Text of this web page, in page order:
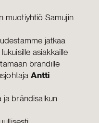
muotiyhtiö Samujin
jatkaa
asiakkaille
brändille
Antti
ja brändisalkun